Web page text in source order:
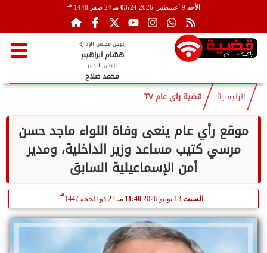
الأحد 03:24 مـ 24 صفر 1448 هـ
رئيس مجلس الإدارة
هشام ابراهيم
رئيس التحرير
محمد صلاح
الرئيسية قضية راي عام TV
موقع رأي عام ينعى وفاة اللواء ماجد حسن
مرسي كتيب مساعد وزير الداخلية، ومدير
أمن الإسماعيلية السابق
السبت 13 يونيو 2026 11:40 مـ 27 ذو الحجة 1447
هـ